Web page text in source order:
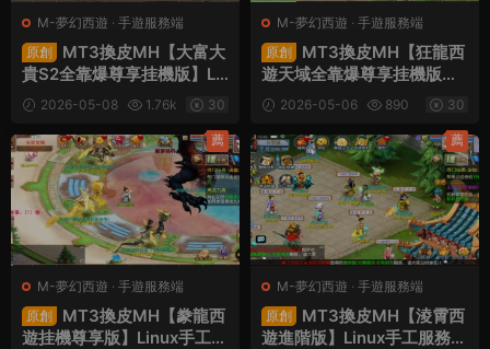
M-夢幻西遊 · 手遊服務端
原創
MT3換皮MH【大富大
貴S2全靠爆尊享挂機版】Li
nux手工服務端+安卓蘋果雙
端+GM後台+全套源碼+視
頻架設教程
2026-05-08 1.76k 30
M-夢幻西遊 · 手遊服務端
原創
MT3換皮MH【狂龍西
遊天域全靠爆尊享挂機版】L
inux手工服務端+安卓蘋果
雙端+GM後台+全套源碼
+視頻架設教程
2026-05-06 890 30
M-夢幻西遊 · 手遊服務端
原創
MT3換皮MH【豢龍西
遊挂機尊享版】Linux手工服
薦
M-夢幻西遊 · 手遊服務端
原創
MT3換皮MH【淩霄西
遊進階版】Linux手工服務端
薦